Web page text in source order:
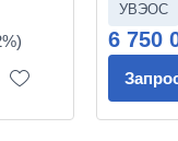
УВЭОС
6 750